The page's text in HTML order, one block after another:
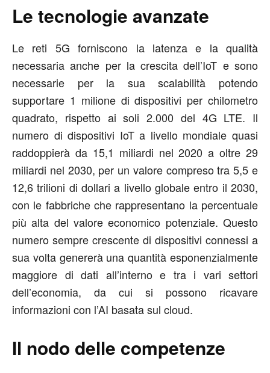
Le tecnologie avanzate
Le reti 5G forniscono la latenza e la qualità
necessaria anche per la crescita dell’IoT e sono
necessarie per la sua scalabilità potendo
supportare 1 milione di dispositivi per chilometro
quadrato, rispetto ai soli 2.000 del 4G LTE. Il
numero di dispositivi IoT a livello mondiale quasi
raddoppierà da 15,1 miliardi nel 2020 a oltre 29
miliardi nel 2030, per un valore compreso tra 5,5 e
12,6 trilioni di dollari a livello globale entro il 2030,
con le fabbriche che rappresentano la percentuale
più alta del valore economico potenziale. Questo
numero sempre crescente di dispositivi connessi a
sua volta genererà una quantità esponenzialmente
maggiore di dati all’interno e tra i vari settori
dell’economia, da cui si possono ricavare
informazioni con l’AI basata sul cloud.
Il nodo delle competenze